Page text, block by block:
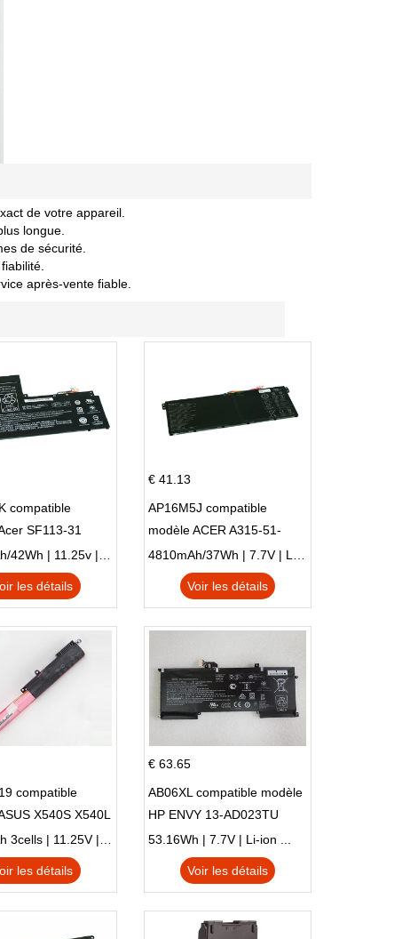
de votre appareil.
longue.
de sécurité.
après-vente fiable.
compatible
SF113-31
NE132
les détails
€ 41.13
AP16M5J compatible
modèle ACER A315-51-
51SL N17Q1 SERIES
Voir les détails
compatible
X540S X540L
X540SA
les détails
€ 63.65
AB06XL compatible modèle
HP ENVY 13-AD023TU
HSTNN-DB8C 921438-855
TPN-I128
53.16Wh | 7.7V | Li-ion ...
Voir les détails